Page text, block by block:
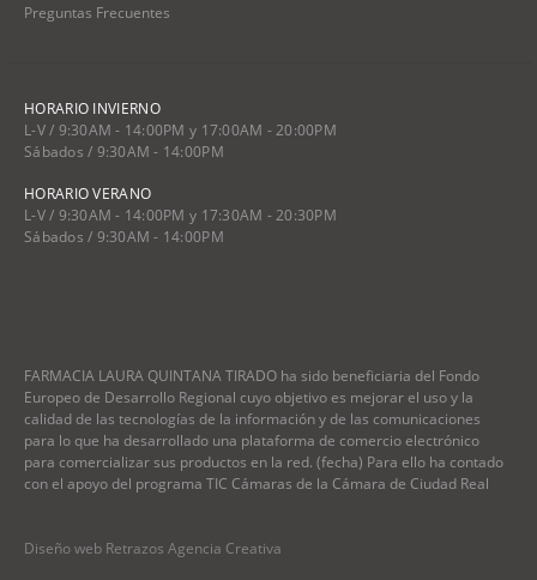
Preguntas Frecuentes
HORARIO INVIERNO
L-V / 9:30AM - 14:00PM y 17:00AM - 20:00PM
Sábados / 9:30AM - 14:00PM
HORARIO VERANO
L-V / 9:30AM - 14:00PM y 17:30AM - 20:30PM
Sábados / 9:30AM - 14:00PM
FARMACIA LAURA QUINTANA TIRADO ha sido beneficiaria del Fondo
Europeo de Desarrollo Regional cuyo objetivo es mejorar el uso y la
calidad de las tecnologías de la información y de las comunicaciones
para lo que ha desarrollado una plataforma de comercio electrónico
para comercializar sus productos en la red. (fecha) Para ello ha contado
con el apoyo del programa TIC Cámaras de la Cámara de Ciudad Real
Diseño web Retrazos Agencia Creativa